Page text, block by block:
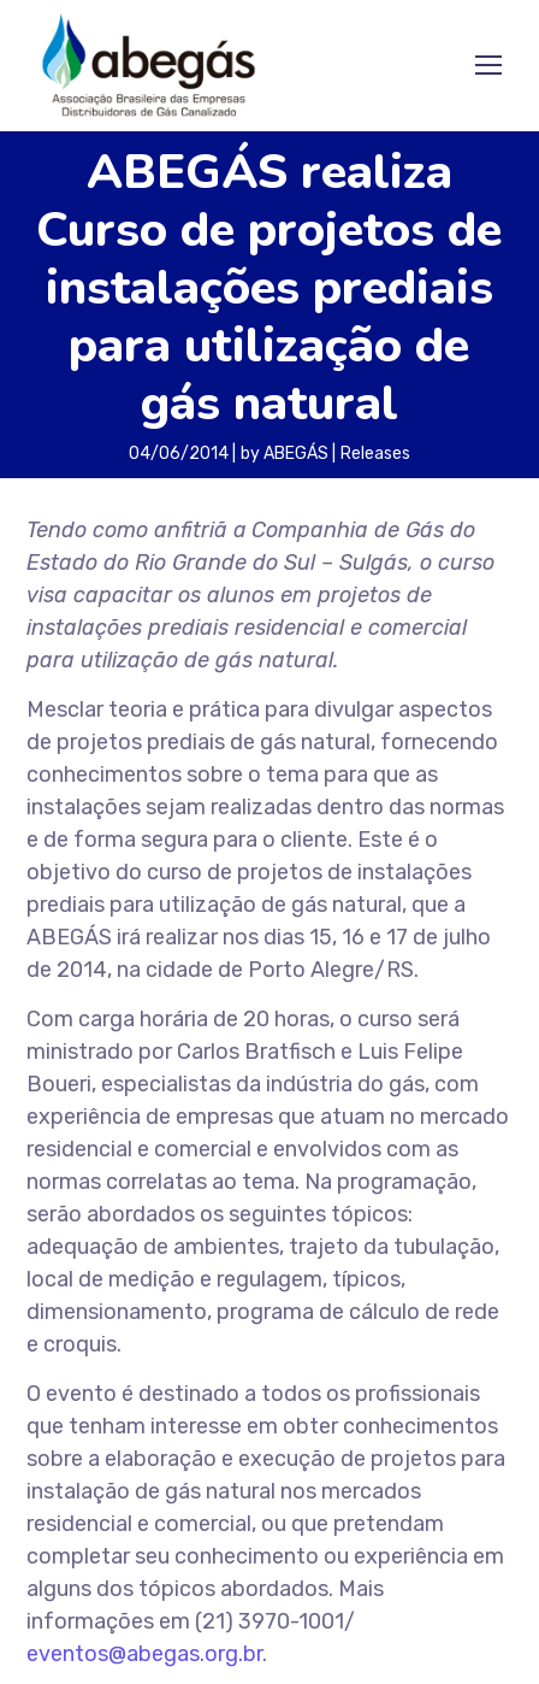
ABEGÁS realiza
Curso de projetos de
instalações prediais
para utilização de
gás natural
04/06/2014 byABEGÁS Releases
Tendo como anfitriã a Companhia de Gás do
Estado do Rio Grande do Sul – Sulgás, o curso
visa capacitar os alunos em projetos de
instalações prediais residencial e comercial
para utilização de gás natural.
Mesclar teoria e prática para divulgar aspectos
de projetos prediais de gás natural, fornecendo
conhecimentos sobre o tema para que as
instalações sejam realizadas dentro das normas
e de forma segura para o cliente. Este é o
objetivo do curso de projetos de instalações
prediais para utilização de gás natural, que a
ABEGÁS irá realizar nos dias 15, 16 e 17 de julho
de 2014, na cidade de Porto Alegre/RS.
Com carga horária de 20 horas, o curso será
ministrado por Carlos Bratfisch e Luis Felipe
Boueri, especialistas da indústria do gás, com
experiência de empresas que atuam no mercado
residencial e comercial e envolvidos com as
normas correlatas ao tema. Na programação,
serão abordados os seguintes tópicos:
adequação de ambientes, trajeto da tubulação,
local de medição e regulagem, típicos,
dimensionamento, programa de cálculo de rede
e croquis.
O evento é destinado a todos os profissionais
que tenham interesse em obter conhecimentos
sobre a elaboração e execução de projetos para
instalação de gás natural nos mercados
residencial e comercial, ou que pretendam
completar seu conhecimento ou experiência em
alguns dos tópicos abordados. Mais
informações em (21) 3970-1001/
eventos@abegas.org.br.